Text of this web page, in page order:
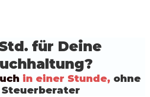
für Deine
in einer Stunde, ohne
Steuerberater